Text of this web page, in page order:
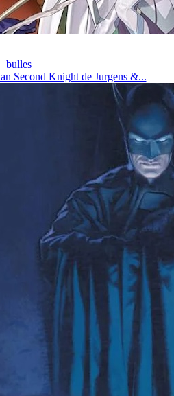
bulles
Second Knight de Jurgens &...